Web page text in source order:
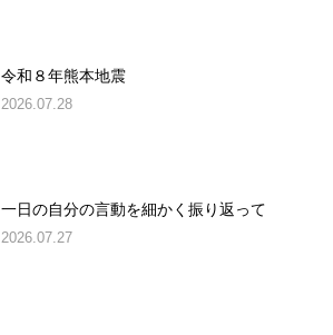
令和８年熊本地震
2026.07.28
一日の自分の言動を細かく振り返って
2026.07.27